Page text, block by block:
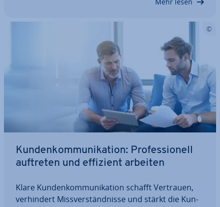
Kun­den­kom­mu­ni­ka­ti­on: Pro­fes­sio­nell
auftreten und effizient arbeiten
Klare Kun­den­kom­mu­ni­ka­ti­on schafft Vertrauen,
ver­hin­dert Miss­ver­ständ­nis­se und stärkt die Kun­